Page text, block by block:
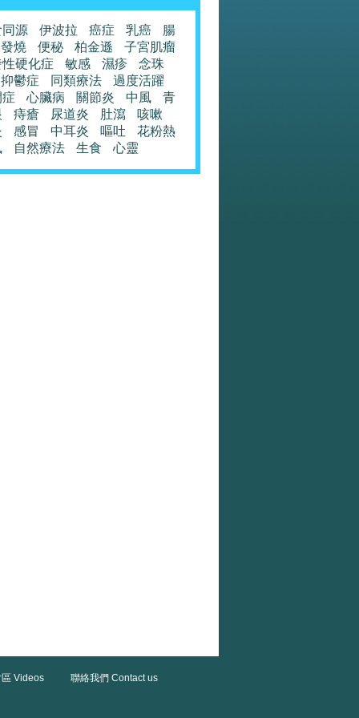
源 伊波拉 癌症 乳癌
腸
發燒
便秘 柏金遜
子宮肌瘤
硬化症
敏感 濕疹
念珠
抑鬱症
同類療法
過度活躍
心臟病 關節炎 中風
青
痔瘡 尿道炎 肚瀉
咳嗽
感冒 中耳炎 嘔吐
花粉熱
自然療法 生食 心靈
Videos 聯絡我們 Contact us